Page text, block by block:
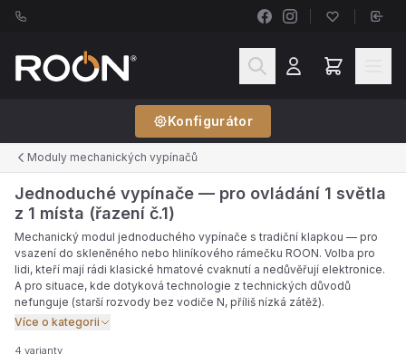
Konfigurátor
Moduly mechanických vypínačů
Jednoduché vypínače — pro ovládání 1 světla
z 1 místa (řazení č.1)
Mechanický modul jednoduchého vypínače s tradiční klapkou — pro
vsazení do skleněného nebo hliníkového rámečku ROON. Volba pro
lidi, kteří mají rádi klasické hmatové cvaknutí a nedůvěřují elektronice.
A pro situace, kde dotyková technologie z technických důvodů
nefunguje (starší rozvody bez vodiče N, příliš nízká zátěž).
Více o kategorii
4 varianty